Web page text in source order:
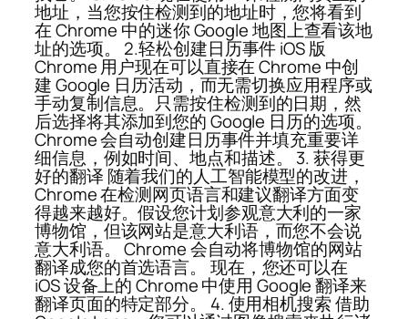
地址，当您按住检测到的地址时，您将看到
在 Chrome 中的迷你 Google 地图上查看该地
址的选项。 2.轻松创建日历事件 iOS 版
Chrome 用户现在可以直接在 Chrome 中创
建 Google 日历活动，而无需切换应用程序或
手动复制信息。只需按住检测到的日期，然
后选择将其添加到您的 Google 日历的选项。
Chrome 会自动创建日历事件并填充重要详
细信息，例如时间、地点和描述。 3. 获得更
好的翻译 随着我们的人工智能模型的改进，
Chrome 在检测网页语言和建议翻译方面变
得越来越好。假设您计划参观意大利的一家
博物馆，但该网站是意大利语，而您不会说
意大利语。 Chrome 会自动将博物馆的网站
翻译成您的首选语言。 现在，您还可以在
iOS 设备上的 Chrome 中使用 Google 翻译来
翻译页面的特定部分。 4. 使用相机搜索 借助